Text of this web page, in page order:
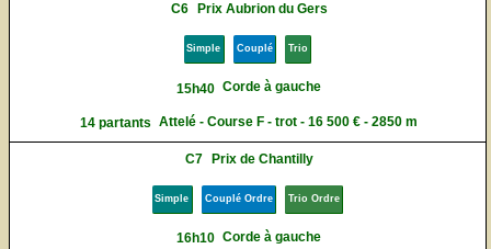
C6 Prix Aubrion du Gers
Simple Couplé Trio
15h40 Corde à gauche
14 partants Attelé - Course F - trot - 16 500 € - 2850 m
C7 Prix de Chantilly
Simple Couplé Ordre Trio Ordre
16h10 Corde à gauche